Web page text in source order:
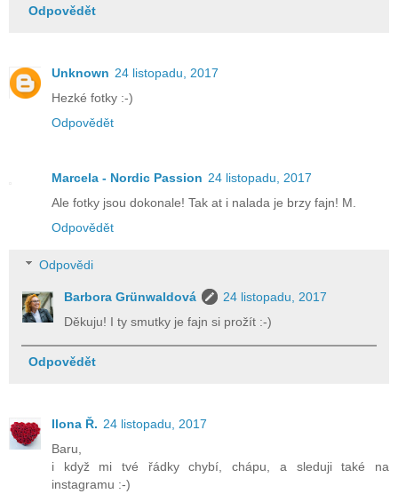
Odpovědět
Unknown 24 listopadu, 2017
Hezké fotky :-)
Odpovědět
Marcela - Nordic Passion 24 listopadu, 2017
Ale fotky jsou dokonale! Tak at i nalada je brzy fajn! M.
Odpovědět
Odpovědi
Barbora Grünwaldová
24 listopadu, 2017
Děkuju! I ty smutky je fajn si prožít :-)
Odpovědět
Ilona Ř. 24 listopadu, 2017
Baru,
i když mi tvé řádky chybí, chápu, a sleduji také na
instagramu :-)